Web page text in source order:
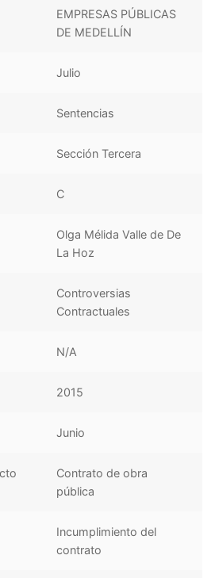
EMPRESAS PÚBLICAS
DE MEDELLÍN
Julio
Sentencias
Sección Tercera
C
Olga Mélida Valle de De
La Hoz
Controversias
Contractuales
N/A
2015
Junio
Contrato de obra
pública
Incumplimiento del
contrato